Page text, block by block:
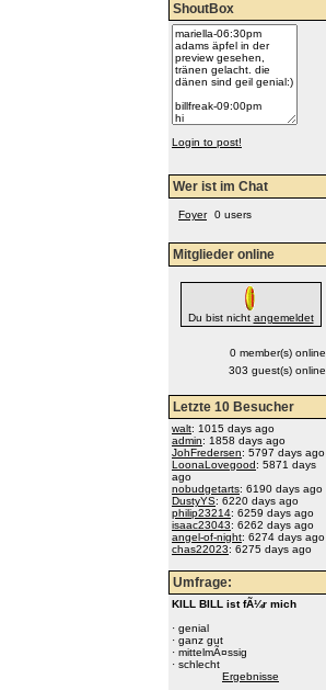
ShoutBox
Login to post!
Wer ist im Chat
Foyer 0 users
Mitglieder online
Du bist nicht angemeldet
0 member(s) online.
303 guest(s) online.
Letzte 10 Besucher
walt: 1015 days ago
admin: 1858 days ago
JohFredersen: 5797 days ago
LoonaLovegood: 5871 days
ago
nobudgetarts: 6190 days ago
DustyYS: 6220 days ago
philip23214: 6259 days ago
isaac23043: 6262 days ago
angel-of-night: 6274 days ago
chas22023: 6275 days ago
Umfrage:
KILL BILL ist fÃ¼r mich
· genial
· ganz gut
· mittelmÃ¤ssig
· schlecht
Ergebnisse